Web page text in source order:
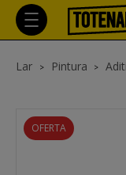
Lar Pintura
OFERTA